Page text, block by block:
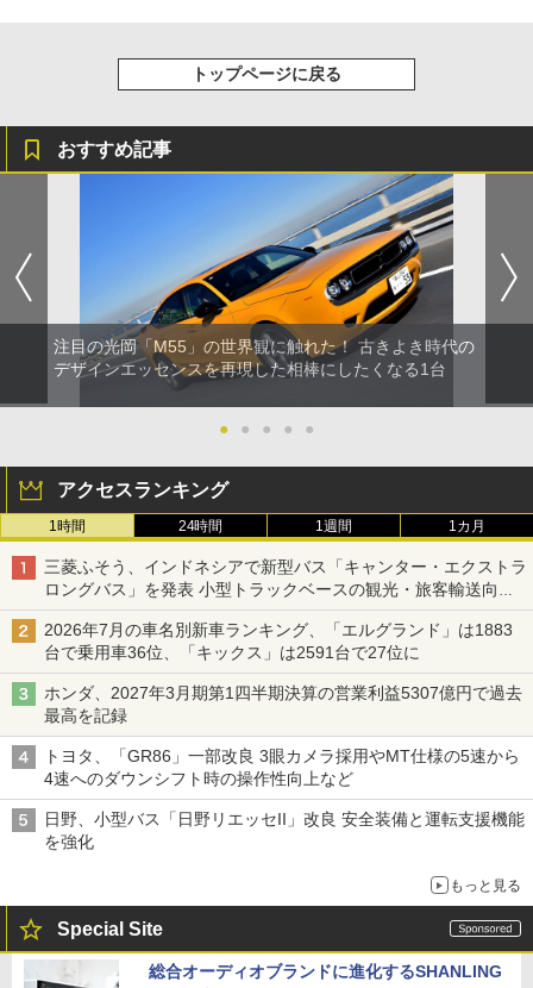
トップページに戻る
おすすめ記事
注目の光岡「M55」の世界観に触れた！ 古きよき時代の
デザインエッセンスを再現した相棒にしたくなる1台
● ● ● ● ●
アクセスランキング
1時間 24時間 1週間 1カ月
三菱ふそう、インドネシアで新型バス「キャンター・エクストラ
ロングバス」を発表 小型トラックベースの観光・旅客輸送向け
バス
2026年7月の車名別新車ランキング、「エルグランド」は1883
台で乗用車36位、「キックス」は2591台で27位に
ホンダ、2027年3月期第1四半期決算の営業利益5307億円で過去
最高を記録
トヨタ、「GR86」一部改良 3眼カメラ採用やMT仕様の5速から
4速へのダウンシフト時の操作性向上など
日野、小型バス「日野リエッセII」改良 安全装備と運転支援機能
を強化
もっと見る
Special Site
総合オーディオブランドに進化するSHANLING